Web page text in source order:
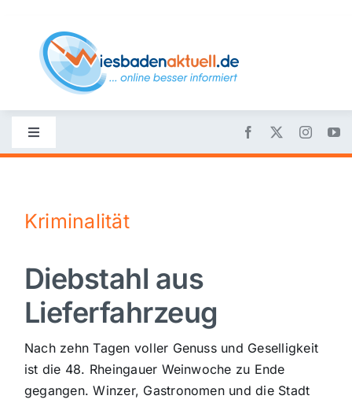
content
Toggle
Navigation
Nachrichten
Politik
Wirtschaft
Kriminalität
Diebstahl aus
Lieferfahrzeug
Nach zehn Tagen voller Genuss und Geselligkeit
ist die 48. Rheingauer Weinwoche zu Ende
gegangen. Winzer, Gastronomen und die Stadt